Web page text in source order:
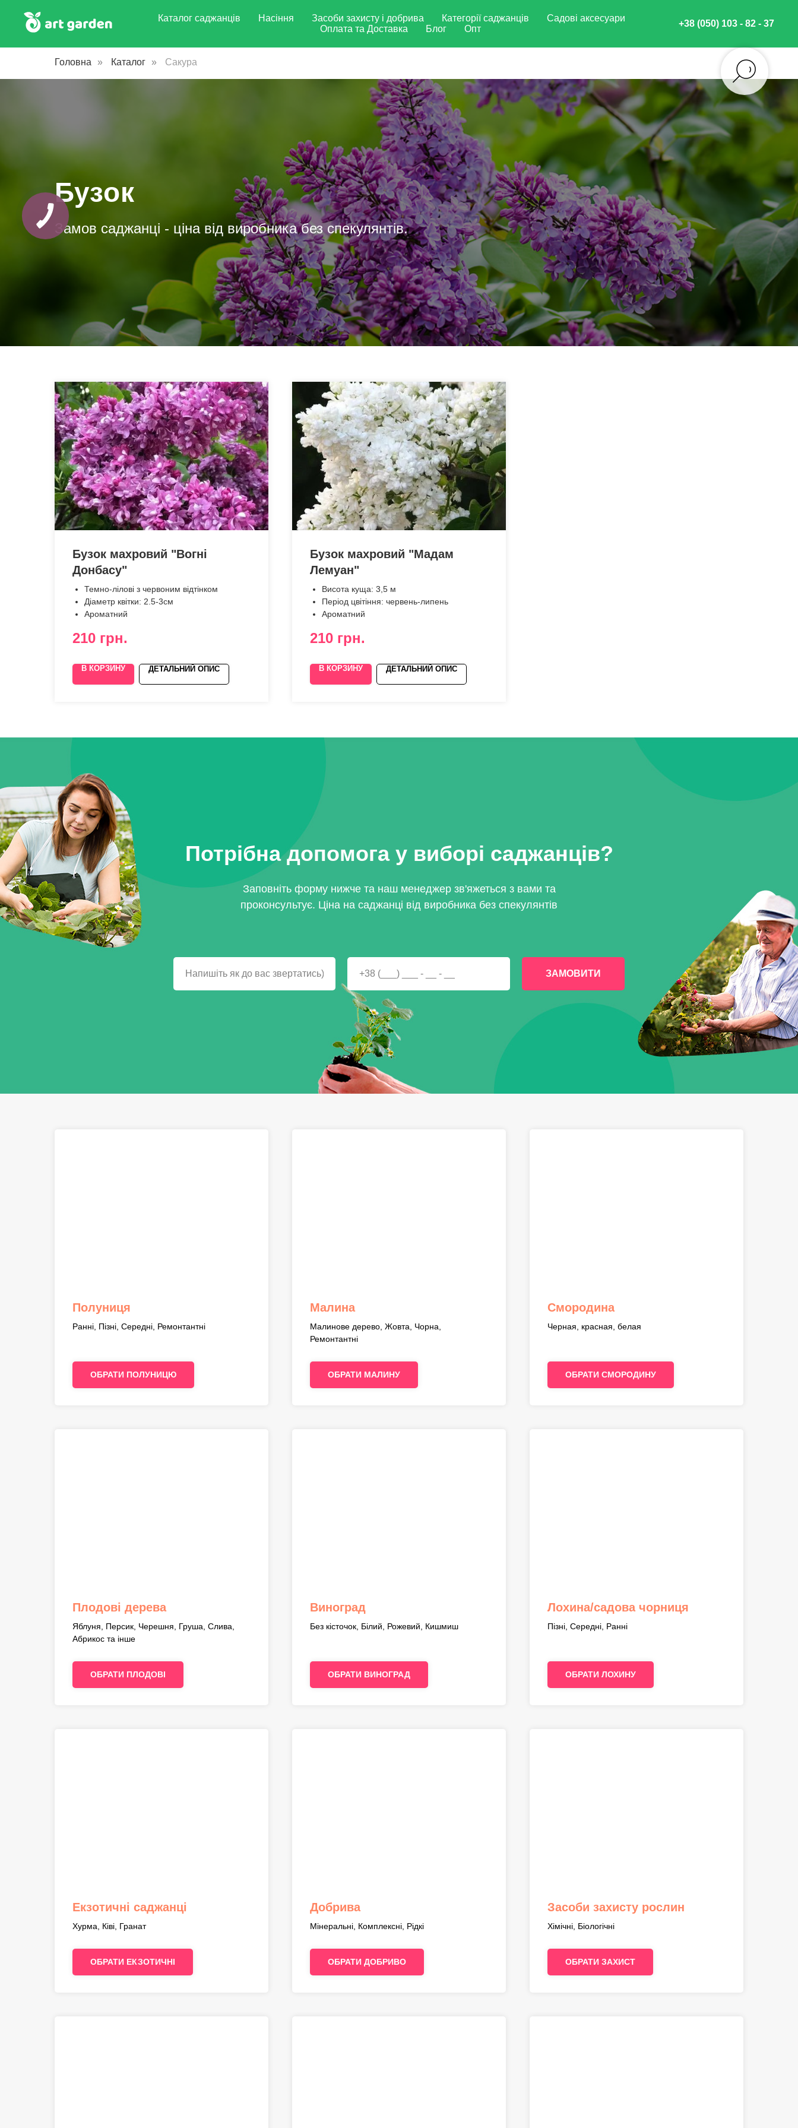
Каталог саджанців Насіння Засоби захисту і добрива Категорії саджанців
Садові аксесуари
Оплата та Доставка
Блог Опт
+38 (050) 103 - 82 - 37
Головна » Каталог » Сакура
Бузок
Замов саджанці - ціна від виробника без спекулянтів.
Бузок махровий "Вогні
Донбасу"
Темно-лілові з червоним відтінком
Діаметр квітки: 2.5-3см
Ароматний
210 грн.
В КОРЗИНУ ДЕТАЛЬНИЙ ОПИС
Бузок махровий "Мадам
Лемуан"
Висота куща: 3,5 м
Період цвітіння: червень-липень
Ароматний
210 грн.
В КОРЗИНУ ДЕТАЛЬНИЙ ОПИС
Потрібна допомога у виборі саджанців?
Заповніть форму нижче та наш менеджер зв'яжеться з вами та
проконсультує. Ціна на саджанці від виробника без спекулянтів
ЗАМОВИТИ
Полуниця
Ранні, Пізні, Середні, Ремонтантні
ОБРАТИ ПОЛУНИЦЮ
Малина
Малинове дерево, Жовта, Чорна,
Ремонтантні
ОБРАТИ МАЛИНУ
Смородина
Черная, красная, белая
ОБРАТИ СМОРОДИНУ
Плодові дерева
Яблуня, Персик, Черешня, Груша, Слива,
Абрикос та інше
ОБРАТИ ПЛОДОВІ
Виноград
Без кісточок, Білий, Рожевий, Кишмиш
ОБРАТИ ВИНОГРАД
Лохина/садова чорниця
Пізні, Середні, Ранні
ОБРАТИ ЛОХИНУ
Екзотичні саджанці
Хурма, Ківі, Гранат
ОБРАТИ ЕКЗОТИЧНІ
Добрива
Мінеральні, Комплексні, Рідкі
ОБРАТИ ДОБРИВО
Засоби захисту рослин
Хімічні, Біологічні
ОБРАТИ ЗАХИСТ
КНОПКА
ЗВ'ЯЗКУ